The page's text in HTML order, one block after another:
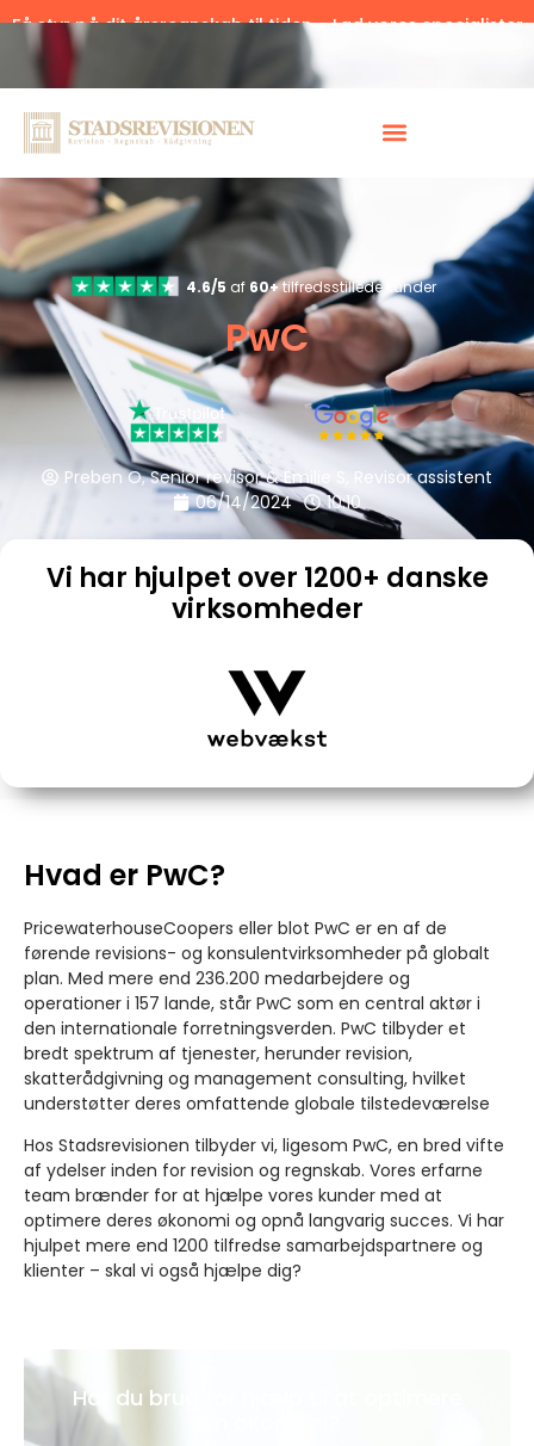
Få styr på dit årsregnskab til tiden – Lad vores specialister
Klik her.
4.6/5 af 60+tilfredsstillede kunder
PwC
Preben O, Senior revisor & Emilie S, Revisor assistent
06/14/2024
10:10
Vi har hjulpet over 1200+ danske
virksomheder
Hvad er PwC?
PricewaterhouseCoopers eller blot PwC er en af de
førende revisions- og konsulentvirksomheder på globalt
plan. Med mere end 236.200 medarbejdere og
operationer i 157 lande, står PwC som en central aktør i
den internationale forretningsverden. PwC tilbyder et
bredt spektrum af tjenester, herunder revision,
skatterådgivning og management consulting, hvilket
understøtter deres omfattende globale tilstedeværelse
Hos Stadsrevisionen tilbyder vi, ligesom PwC, en bred vifte
af ydelser inden for revision og regnskab. Vores erfarne
team brænder for at hjælpe vores kunder med at
optimere deres økonomi og opnå langvarig succes. Vi har
hjulpet mere end 1200 tilfredse samarbejdspartnere og
klienter – skal vi også hjælpe dig?
Har du brug for hjælp til at optimere